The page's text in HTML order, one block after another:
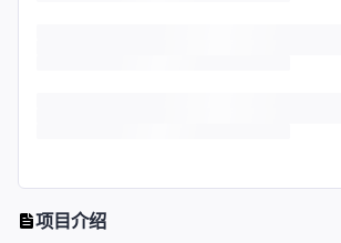
项目介绍